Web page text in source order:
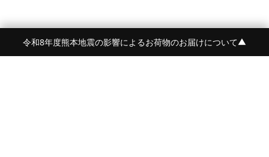
令和8年度熊本地震の影響によるお荷物のお届けについて▼